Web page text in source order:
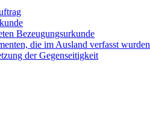
Bezeugungsurkunde
die im Ausland verfasst wurden
der Gegenseitigkeit